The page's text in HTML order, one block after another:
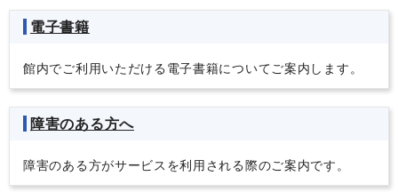
電子書籍
館内でご利用いただける電子書籍についてご案内します。
障害のある方へ
障害のある方がサービスを利用される際のご案内です。